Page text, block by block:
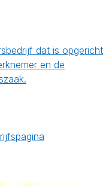
dat is opgericht
en de